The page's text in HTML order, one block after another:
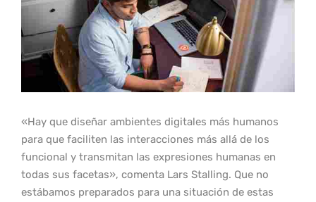
«Hay que diseñar ambientes digitales más humanos
para que faciliten las interacciones más allá de los
funcional y transmitan las expresiones humanas en
todas sus facetas», comenta Lars Stalling. Que no
estábamos preparados para una situación de estas